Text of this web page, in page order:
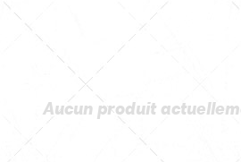
Aucun produit